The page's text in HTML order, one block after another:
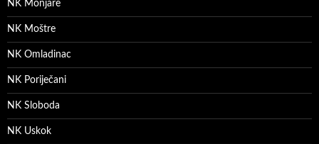
NK Monjare
NK Moštre
NK Omladinac
NK Poriječani
NK Sloboda
NK Uskok